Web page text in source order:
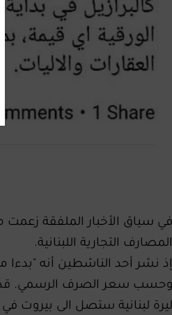
المصارف التجارية اللبنانية.